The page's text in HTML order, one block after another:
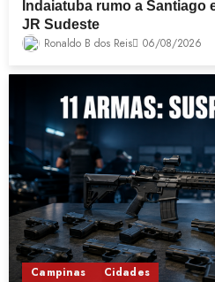
Indaiatuba rumo a Santiago
JR Sudeste
Ronaldo B dos Reis 06/08/2026
Campinas Cidades